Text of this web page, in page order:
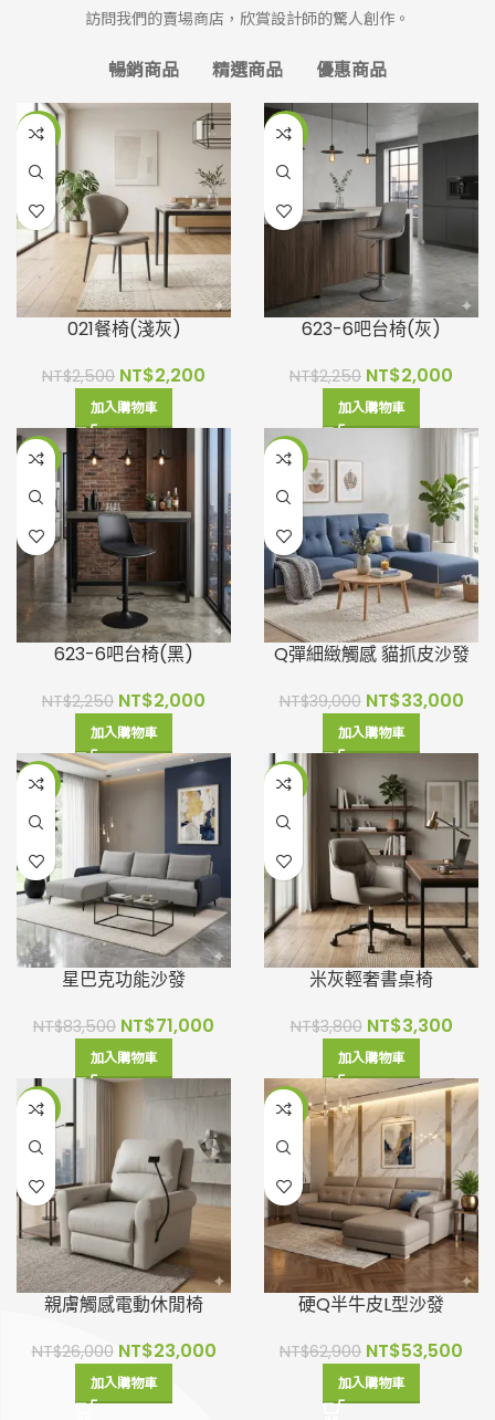
訪問我們的賣場商店，欣賞設計師的驚人創作。
暢銷商品 精選商品 優惠商品
-12%
021餐椅(淺灰)
NT$2,500 NT$2,200
加入購物車
-11%
623-6吧台椅(灰)
NT$2,250 NT$2,000
加入購物車
-11%
623-6吧台椅(黑)
NT$2,250 NT$2,000
加入購物車
-15%
Q彈細緻觸感 貓抓皮沙發
NT$39,000 NT$33,000
加入購物車
-15%
星巴克功能沙發
NT$83,500 NT$71,000
加入購物車
-13%
米灰輕奢書桌椅
NT$3,800 NT$3,300
加入購物車
-12%
親膚觸感電動休閒椅
NT$26,000 NT$23,000
加入購物車
-15%
硬Q半牛皮L型沙發
NT$62,900 NT$53,500
加入購物車